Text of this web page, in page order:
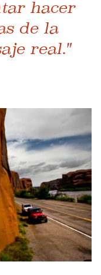
hacer
de la
real."